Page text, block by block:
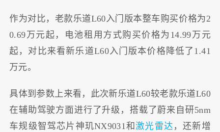
作为对比，老款乐道L60入门版本整车购买价格为2
0.69万元起，电池租用方式购买价格为14.99万元
起，对比来看新乐道L60入门版本价格降低了1.41
万元。
具体到参数上来看，此次新乐道L60较老款乐道L60
在辅助驾驶方面进行了升级，搭载了蔚来自研5nm
车规级智驾芯片神玑NX9031和激光雷达 ，还新增